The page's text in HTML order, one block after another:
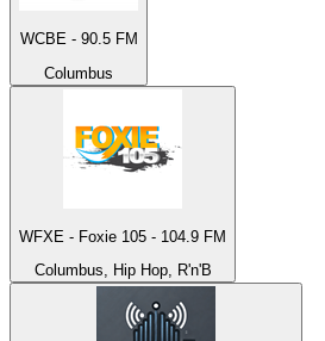
WCBE - 90.5 FM
Columbus
WFXE - Foxie 105 - 104.9 FM
Columbus, Hip Hop, R'n'B